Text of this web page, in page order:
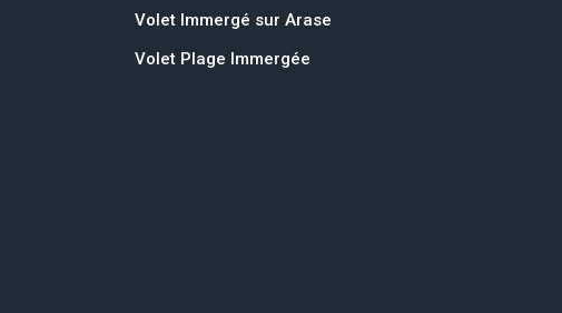
Volet Immergé sur Arase
Volet Plage Immergée